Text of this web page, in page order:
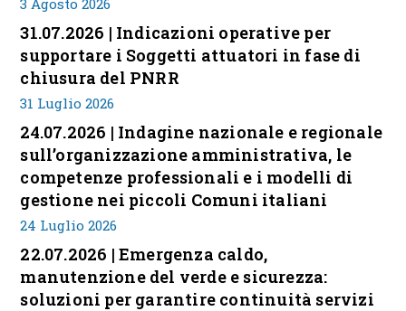
3 Agosto 2026
31.07.2026 | Indicazioni operative per
supportare i Soggetti attuatori in fase di
chiusura del PNRR
31 Luglio 2026
24.07.2026 | Indagine nazionale e regionale
sull’organizzazione amministrativa, le
competenze professionali e i modelli di
gestione nei piccoli Comuni italiani
24 Luglio 2026
22.07.2026 | Emergenza caldo,
manutenzione del verde e sicurezza:
soluzioni per garantire continuità servizi